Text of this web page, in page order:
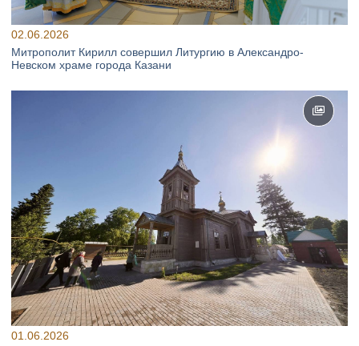
02.06.2026
Митрополит Кирилл совершил Литургию в Александро-
Невском храме города Казани
01.06.2026